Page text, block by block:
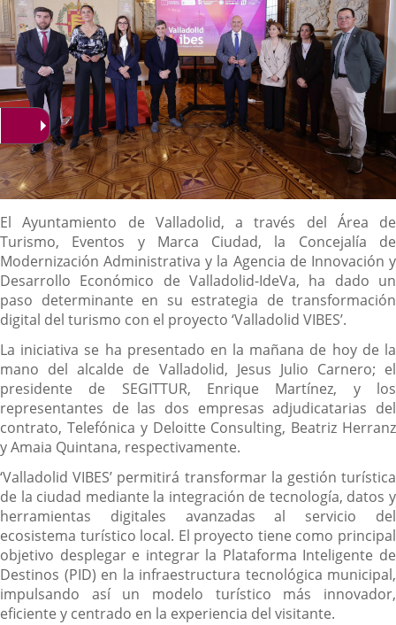
Descripción
El Ayuntamiento de Valladolid, a través del Área de
Turismo, Eventos y Marca Ciudad, la Concejalía de
Modernización Administrativa y la Agencia de Innovación y
Desarrollo Económico de Valladolid-IdeVa, ha dado un
paso determinante en su estrategia de transformación
digital del turismo con el proyecto ‘Valladolid VIBES’.
La iniciativa se ha presentado en la mañana de hoy de la
mano del alcalde de Valladolid, Jesus Julio Carnero; el
presidente de SEGITTUR, Enrique Martínez, y los
representantes de las dos empresas adjudicatarias del
contrato, Telefónica y Deloitte Consulting, Beatriz Herranz
y Amaia Quintana, respectivamente.
‘Valladolid VIBES’ permitirá transformar la gestión turística
de la ciudad mediante la integración de tecnología, datos y
herramientas digitales avanzadas al servicio del
ecosistema turístico local. El proyecto tiene como principal
objetivo desplegar e integrar la Plataforma Inteligente de
Destinos (PID) en la infraestructura tecnológica municipal,
impulsando así un modelo turístico más innovador,
eficiente y centrado en la experiencia del visitante.